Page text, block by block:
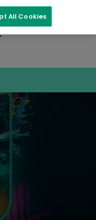
All Cookies